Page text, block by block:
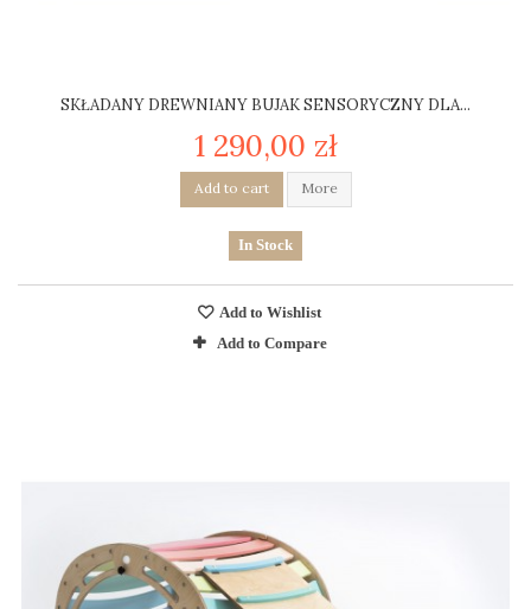
SKŁADANY DREWNIANY BUJAK SENSORYCZNY DLA...
1 290,00 zł
Add to cart More
In Stock
Add to Wishlist
Add to Compare